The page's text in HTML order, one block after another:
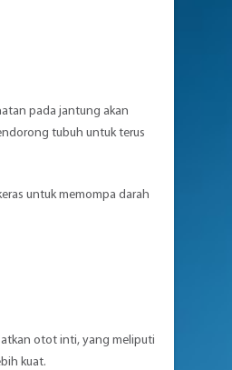
pada jantung akan
tubuh untuk terus
untuk memompa darah
otot inti, yang meliputi
kuat.